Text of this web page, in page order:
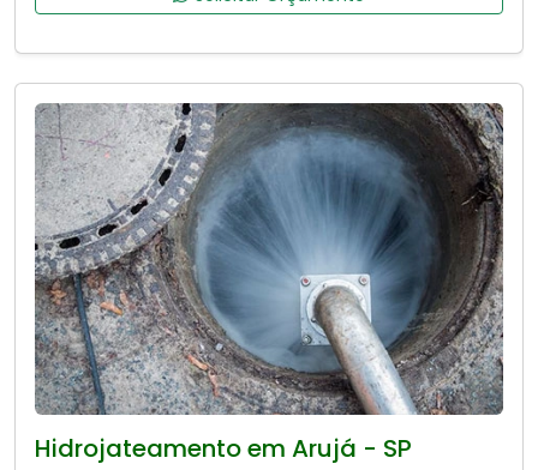
Hidrojateamento em Arujá - SP